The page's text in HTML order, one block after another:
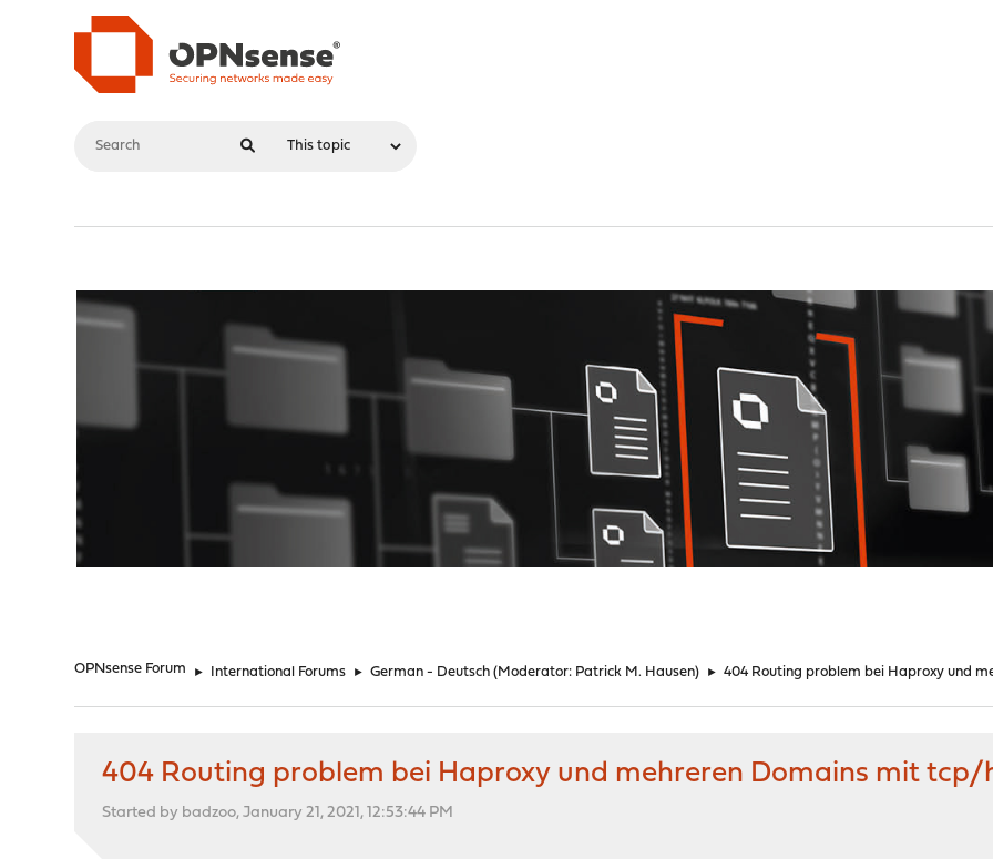
OPNsense Forum ► International Forums ► German - Deutsch (Moderator: Patrick M. Hausen) ► 404 Routing problem bei Haproxy und
404 Routing problem bei Haproxy und mehreren Domains mit
Started by badzoo, January 21, 2021, 12:53:44 PM